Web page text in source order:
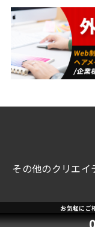
お気軽にご
その他のクリエ
個人